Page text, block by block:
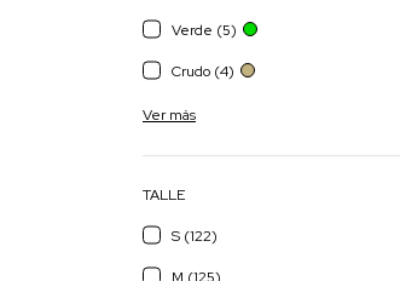
Verde (5)
Crudo (4)
Ver más
TALLE
S (122)